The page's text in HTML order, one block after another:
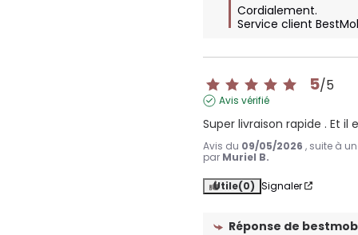
Cordialement.
Service client
5/5
Avis vérifié
Super livraison rapide . Et
Avis du 09/05/2026 , suite à
par Muriel B.
Utile(0) Signaler
Réponse de